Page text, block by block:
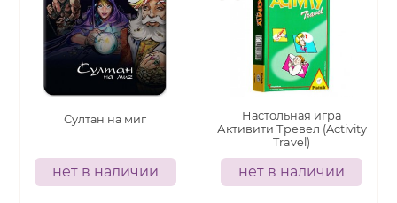
Султан на миг
нет в наличии
Настольная игра
Активити Тревел (Activity
Travel)
нет в наличии